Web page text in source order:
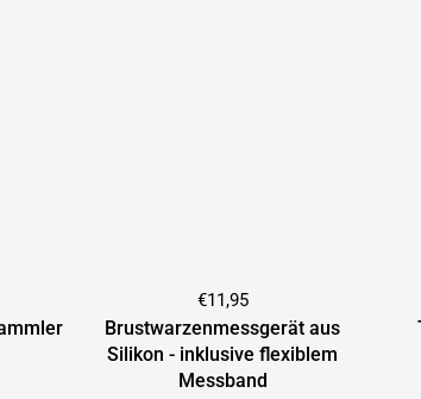
€11,95
Brustwarzenmessgerät aus
Silikon - inklusive flexiblem
Messband